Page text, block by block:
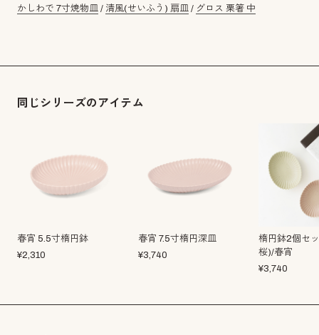
かしわで 7寸焼物皿 / 清風(せいふう) 扇皿 / グロス 栗箸 中
同じシリーズのアイテム
春宵 5.5寸楕円鉢
¥2,310
春宵 7.5寸楕円深皿
¥3,740
楕円鉢2個セ
桜)/春宵
¥3,740